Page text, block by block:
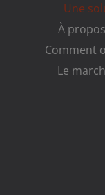
Une
À
Comment
Le